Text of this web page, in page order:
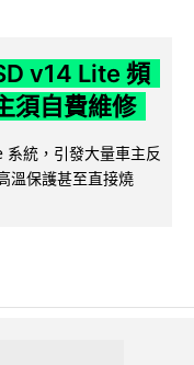
v14 Lite 頻
須自費維修
統，引發大量車主反
溫保護甚至直接燒